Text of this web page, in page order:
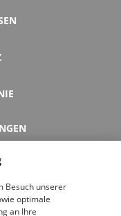
Besuch unserer
optimale
an Ihre